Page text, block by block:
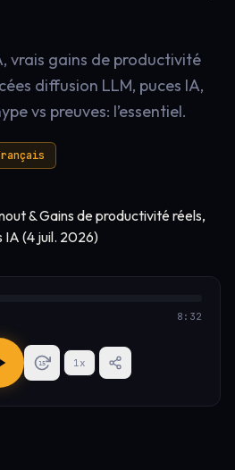
vrais gains de productivité
diffusion LLM, puces IA,
vs preuves: l’essentiel.
8:32
15 1x